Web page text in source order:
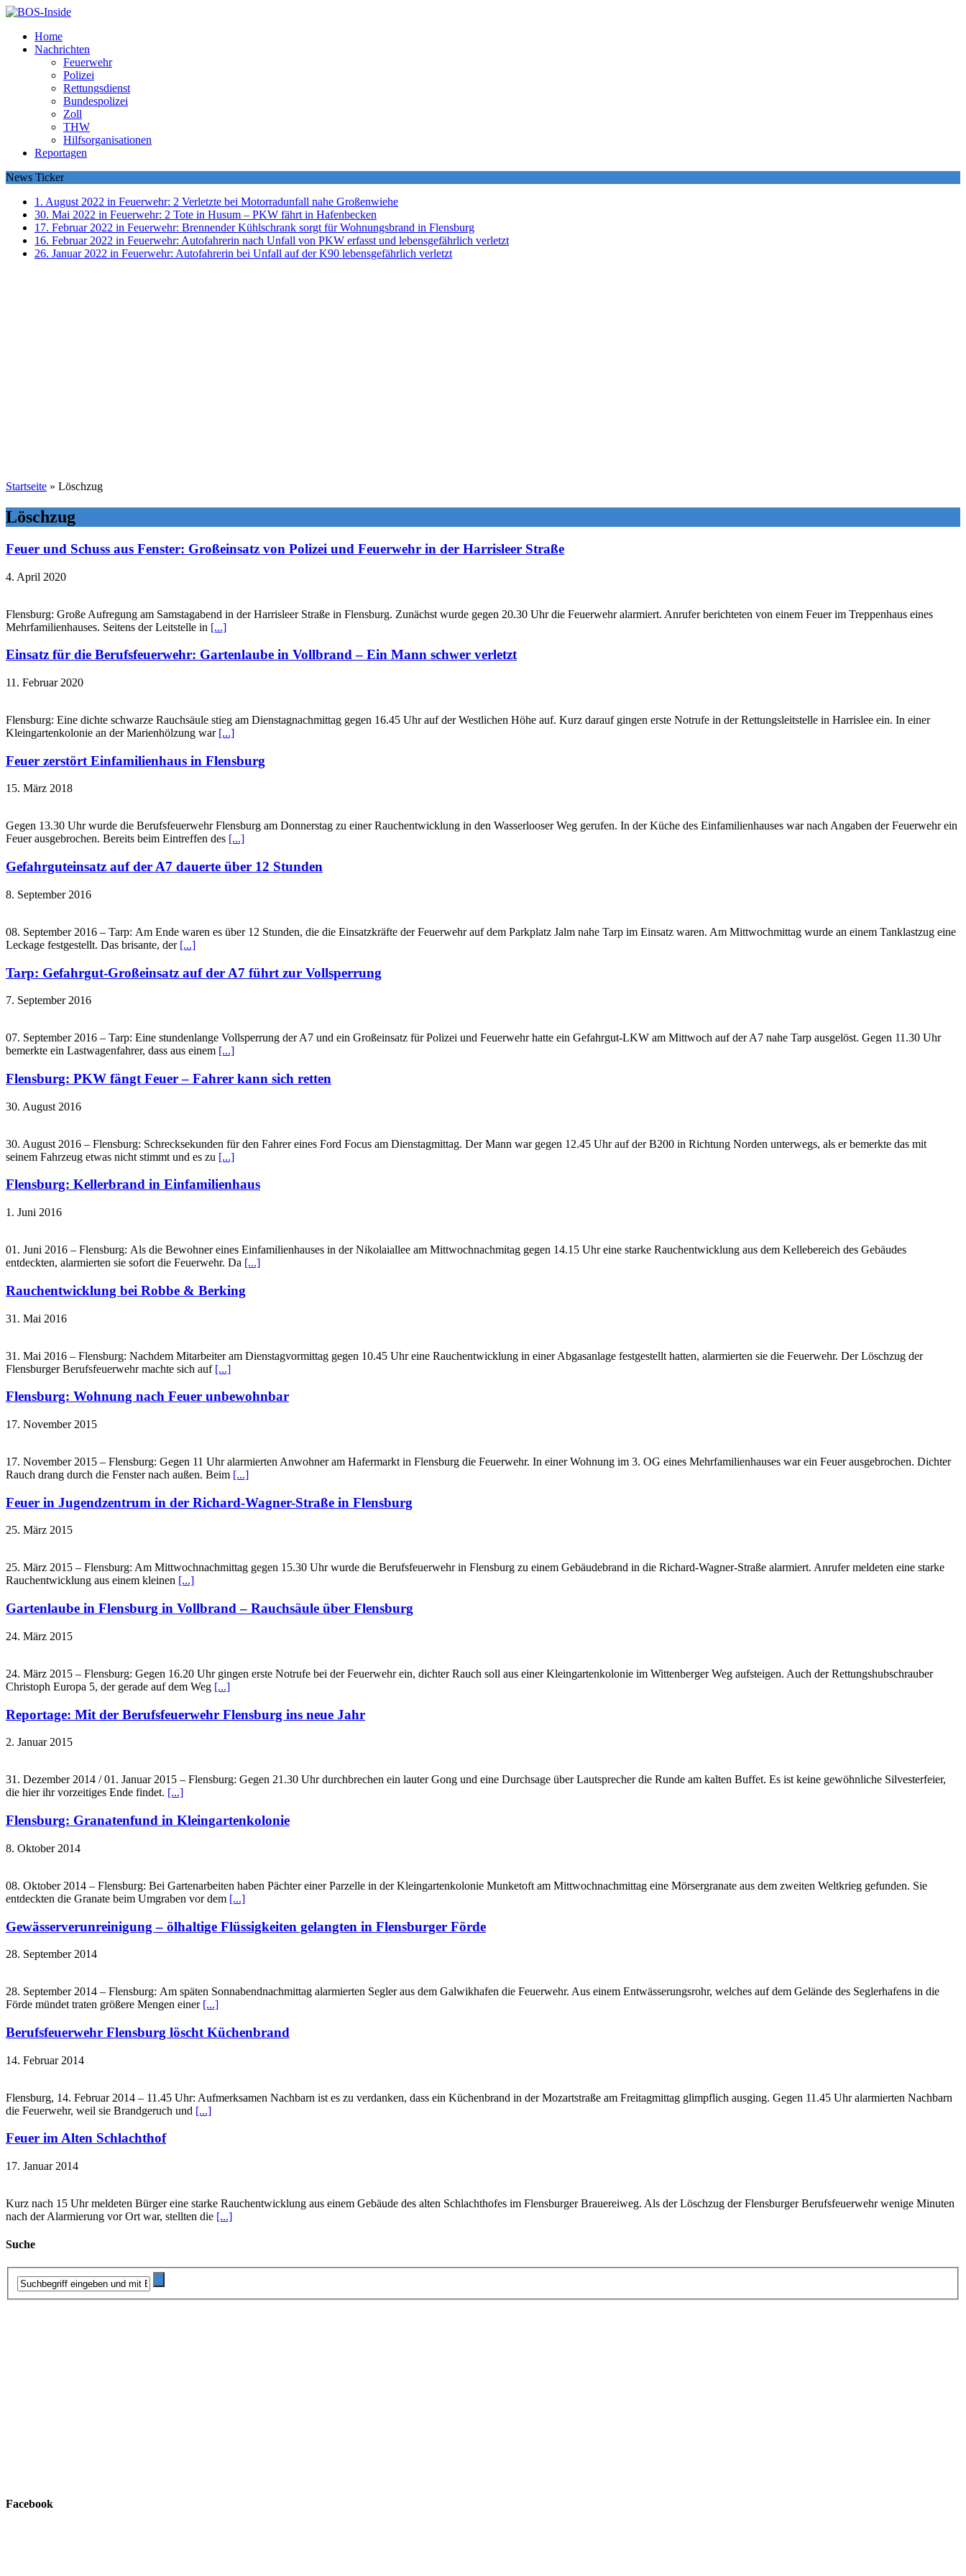
Home
Nachrichten
Feuerwehr
Polizei
Rettungsdienst
Bundespolizei
Zoll
THW
Hilfsorganisationen
Reportagen
News Ticker
1. August 2022 in Feuerwehr: 2 Verletzte bei Motorradunfall nahe Großenwiehe
30. Mai 2022 in Feuerwehr: 2 Tote in Husum – PKW fährt in Hafenbecken
17. Februar 2022 in Feuerwehr: Brennender Kühlschrank sorgt für Wohnungsbrand in Flensburg
16. Februar 2022 in Feuerwehr: Autofahrerin nach Unfall von PKW erfasst und lebensgefährlich verletzt
26. Januar 2022 in Feuerwehr: Autofahrerin bei Unfall auf der K90 lebensgefährlich verletzt
Startseite » Löschzug
Löschzug
Feuer und Schuss aus Fenster: Großeinsatz von Polizei und Feuerwehr in der Harrisleer Straße
4. April 2020
Flensburg: Große Aufregung am Samstagabend in der Harrisleer Straße in Flensburg. Zunächst wurde gegen 20.30 Uhr die Feuerwehr alarmiert. Anrufer berichteten von einem Feuer im Treppenhaus eines
Mehrfamilienhauses. Seitens der Leitstelle in [...]
Einsatz für die Berufsfeuerwehr: Gartenlaube in Vollbrand – Ein Mann schwer verletzt
11. Februar 2020
Flensburg: Eine dichte schwarze Rauchsäule stieg am Dienstagnachmittag gegen 16.45 Uhr auf der Westlichen Höhe auf. Kurz darauf gingen erste Notrufe in der Rettungsleitstelle in Harrislee ein. In einer
Kleingartenkolonie an der Marienhölzung war [...]
Feuer zerstört Einfamilienhaus in Flensburg
15. März 2018
Gegen 13.30 Uhr wurde die Berufsfeuerwehr Flensburg am Donnerstag zu einer Rauchentwicklung in den Wasserlooser Weg gerufen. In der Küche des Einfamilienhauses war nach Angaben der Feuerwehr ein
Feuer ausgebrochen. Bereits beim Eintreffen des [...]
Gefahrguteinsatz auf der A7 dauerte über 12 Stunden
8. September 2016
08. September 2016 – Tarp: Am Ende waren es über 12 Stunden, die die Einsatzkräfte der Feuerwehr auf dem Parkplatz Jalm nahe Tarp im Einsatz waren. Am Mittwochmittag wurde an einem Tanklastzug eine
Leckage festgestellt. Das brisante, der [...]
Tarp: Gefahrgut-Großeinsatz auf der A7 führt zur Vollsperrung
7. September 2016
07. September 2016 – Tarp: Eine stundenlange Vollsperrung der A7 und ein Großeinsatz für Polizei und Feuerwehr hatte ein Gefahrgut-LKW am Mittwoch auf der A7 nahe Tarp ausgelöst. Gegen 11.30 Uhr
bemerkte ein Lastwagenfahrer, dass aus einem [...]
Flensburg: PKW fängt Feuer – Fahrer kann sich retten
30. August 2016
30. August 2016 – Flensburg: Schrecksekunden für den Fahrer eines Ford Focus am Dienstagmittag. Der Mann war gegen 12.45 Uhr auf der B200 in Richtung Norden unterwegs, als er bemerkte das mit
seinem Fahrzeug etwas nicht stimmt und es zu [...]
Flensburg: Kellerbrand in Einfamilienhaus
1. Juni 2016
01. Juni 2016 – Flensburg: Als die Bewohner eines Einfamilienhauses in der Nikolaiallee am Mittwochnachmitag gegen 14.15 Uhr eine starke Rauchentwicklung aus dem Kellebereich des Gebäudes
entdeckten, alarmierten sie sofort die Feuerwehr. Da [...]
Rauchentwicklung bei Robbe & Berking
31. Mai 2016
31. Mai 2016 – Flensburg: Nachdem Mitarbeiter am Dienstagvormittag gegen 10.45 Uhr eine Rauchentwicklung in einer Abgasanlage festgestellt hatten, alarmierten sie die Feuerwehr. Der Löschzug der
Flensburger Berufsfeuerwehr machte sich auf [...]
Flensburg: Wohnung nach Feuer unbewohnbar
17. November 2015
17. November 2015 – Flensburg: Gegen 11 Uhr alarmierten Anwohner am Hafermarkt in Flensburg die Feuerwehr. In einer Wohnung im 3. OG eines Mehrfamilienhauses war ein Feuer ausgebrochen. Dichter
Rauch drang durch die Fenster nach außen. Beim [...]
Feuer in Jugendzentrum in der Richard-Wagner-Straße in Flensburg
25. März 2015
25. März 2015 – Flensburg: Am Mittwochnachmittag gegen 15.30 Uhr wurde die Berufsfeuerwehr in Flensburg zu einem Gebäudebrand in die Richard-Wagner-Straße alarmiert. Anrufer meldeten eine starke
Rauchentwicklung aus einem kleinen [...]
Gartenlaube in Flensburg in Vollbrand – Rauchsäule über Flensburg
24. März 2015
24. März 2015 – Flensburg: Gegen 16.20 Uhr gingen erste Notrufe bei der Feuerwehr ein, dichter Rauch soll aus einer Kleingartenkolonie im Wittenberger Weg aufsteigen. Auch der Rettungshubschrauber
Christoph Europa 5, der gerade auf dem Weg [...]
Reportage: Mit der Berufsfeuerwehr Flensburg ins neue Jahr
2. Januar 2015
31. Dezember 2014 / 01. Januar 2015 – Flensburg: Gegen 21.30 Uhr durchbrechen ein lauter Gong und eine Durchsage über Lautsprecher die Runde am kalten Buffet. Es ist keine gewöhnliche Silvesterfeier,
die hier ihr vorzeitiges Ende findet. [...]
Flensburg: Granatenfund in Kleingartenkolonie
8. Oktober 2014
08. Oktober 2014 – Flensburg: Bei Gartenarbeiten haben Pächter einer Parzelle in der Kleingartenkolonie Munketoft am Mittwochnachmittag eine Mörsergranate aus dem zweiten Weltkrieg gefunden. Sie
entdeckten die Granate beim Umgraben vor dem [...]
Gewässerverunreinigung – ölhaltige Flüssigkeiten gelangten in Flensburger Förde
28. September 2014
28. September 2014 – Flensburg: Am späten Sonnabendnachmittag alarmierten Segler aus dem Galwikhafen die Feuerwehr. Aus einem Entwässerungsrohr, welches auf dem Gelände des Seglerhafens in die
Förde mündet traten größere Mengen einer [...]
Berufsfeuerwehr Flensburg löscht Küchenbrand
14. Februar 2014
Flensburg, 14. Februar 2014 – 11.45 Uhr: Aufmerksamen Nachbarn ist es zu verdanken, dass ein Küchenbrand in der Mozartstraße am Freitagmittag glimpflich ausging. Gegen 11.45 Uhr alarmierten Nachbarn
die Feuerwehr, weil sie Brandgeruch und [...]
Feuer im Alten Schlachthof
17. Januar 2014
Kurz nach 15 Uhr meldeten Bürger eine starke Rauchentwicklung aus einem Gebäude des alten Schlachthofes im Flensburger Brauereiweg. Als der Löschzug der Flensburger Berufsfeuerwehr wenige Minuten
nach der Alarmierung vor Ort war, stellten die [...]
Suche
Facebook